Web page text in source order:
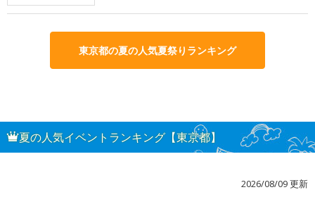
東京都の夏の人気夏祭りランキング
夏の人気イベントランキング【東京都】
2026/08/09 更新